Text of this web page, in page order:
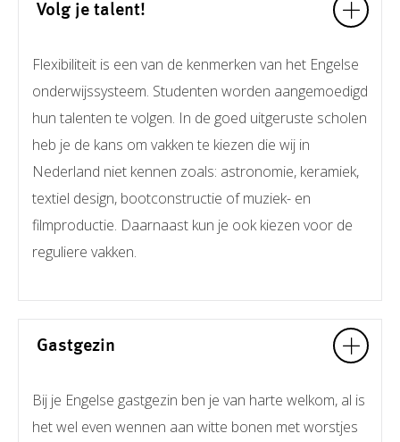
Volg je talent!
Flexibiliteit is een van de kenmerken van het Engelse
onderwijssysteem. Studenten worden aangemoedigd
hun talenten te volgen. In de goed uitgeruste scholen
heb je de kans om vakken te kiezen die wij in
Nederland niet kennen zoals: astronomie, keramiek,
textiel design, bootconstructie of muziek- en
filmproductie. Daarnaast kun je ook kiezen voor de
reguliere vakken.
Gastgezin
Bij je Engelse gastgezin ben je van harte welkom, al is
het wel even wennen aan witte bonen met worstjes